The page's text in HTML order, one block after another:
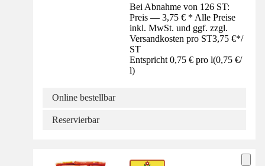
Bei Abnahme von 126 ST:
Preis — 3,75 € * Alle Preise
inkl. MwSt. und ggf. zzgl.
Versandkosten pro ST3,75 €*/
ST
Entspricht 0,75 € pro l(0,75 €/
l)
Online bestellbar
Reservierbar